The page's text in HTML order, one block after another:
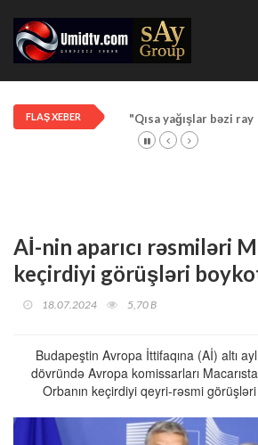
FLAŞ XEBER "Qısa yağışlar bəzi
Aİ-nin aparıcı rəsmiləri
keçirdiyi görüşləri
18.07.2024 5,70 B
Budapeştin Avropa İttifaqına (Aİ) altı
dövründə Avropa komissarları
Orbanın keçirdiyi qeyri-rəsmi